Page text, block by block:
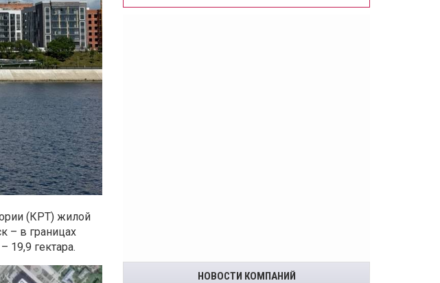
(КРТ) жилой
– в границах
гектара.
НОВОСТИ КОМПАНИЙ